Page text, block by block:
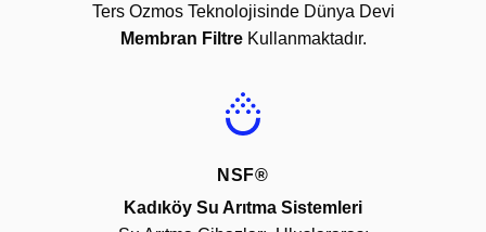
Ters Ozmos Teknolojisinde Dünya Devi
Membran FiltreKullanmaktadır.
NSF®
Kadıköy Su Arıtma Sistemleri